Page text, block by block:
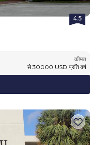
4.5
कीमत
से 30000 USD प्रति वर्ष